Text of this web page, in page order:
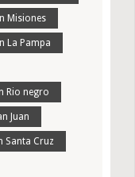
Misiones
La Pampa
Rio negro
Juan
Santa Cruz